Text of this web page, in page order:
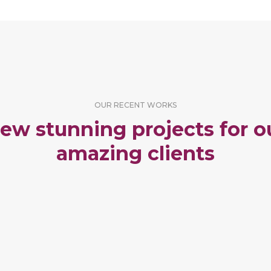
OUR RECENT WORKS
stunning projects for
amazing clients